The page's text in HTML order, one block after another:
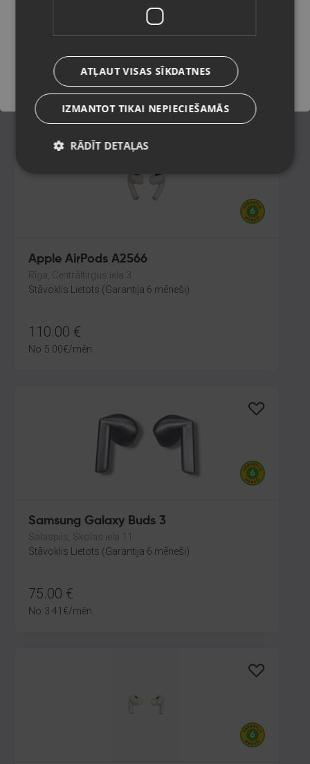
Stāvoklis Lietots (Garantija 6 mēneši)
45.00€
Apple AirPods A2566
Rīga, Centrāltirgus iela 3
Stāvoklis Lietots (Garantija 6 mēneši)
110.00 €
No 5.00€/mēn.
Samsung Galaxy Buds 3
Salaspils, Skolas iela 11
Stāvoklis Lietots (Garantija 6 mēneši)
75.00 €
No 3.41 €/mēn.
Saglabāt
ATĻAUT VISAS SĪKDATNES
IZMANTOT TIKAI NEPIECIEŠAMĀS
RĀDĪT DETAĻAS